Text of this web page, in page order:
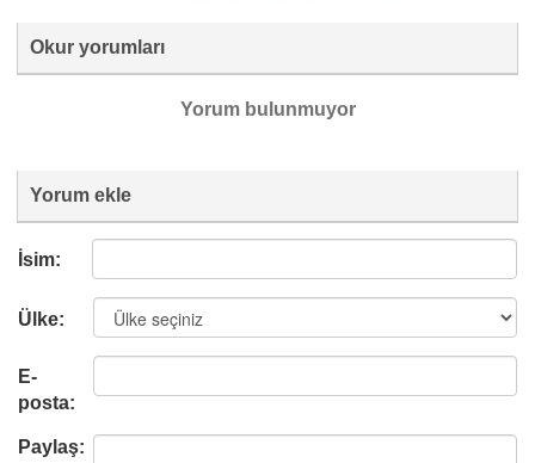
Okur yorumları
Yorum bulunmuyor
Yorum ekle
İsim:
Ülke:
E-
posta:
Paylaş: